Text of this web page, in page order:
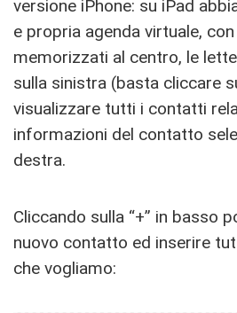
versione iPhone: su iPad
e propria agenda virtuale, con
memorizzati al centro, le
sulla sinistra (basta cliccare
visualizzare tutti i contatti
informazioni del contatto
destra.
Cliccando sulla “+” in basso
nuovo contatto ed inserire
che vogliamo: